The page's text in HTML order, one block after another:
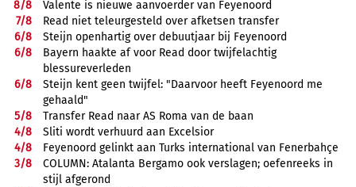
8/8
Valente is nieuwe aanvoerder van Feyenoord
7/8
Read niet teleurgesteld over afketsen transfer
6/8
Steijn openhartig over debuutjaar bij Feyenoord
6/8
Bayern haakte af voor Read door twijfelachtig
blessureverleden
6/8
Steijn kent geen twijfel: "Daarvoor heeft Feyenoord me
gehaald"
5/8
Transfer Read naar AS Roma van de baan
4/8
Sliti wordt verhuurd aan Excelsior
4/8
Feyenoord gelinkt aan Turks international van Fenerbahçe
3/8
COLUMN: Atalanta Bergamo ook verslagen; oefenreeks in
stijl afgerond